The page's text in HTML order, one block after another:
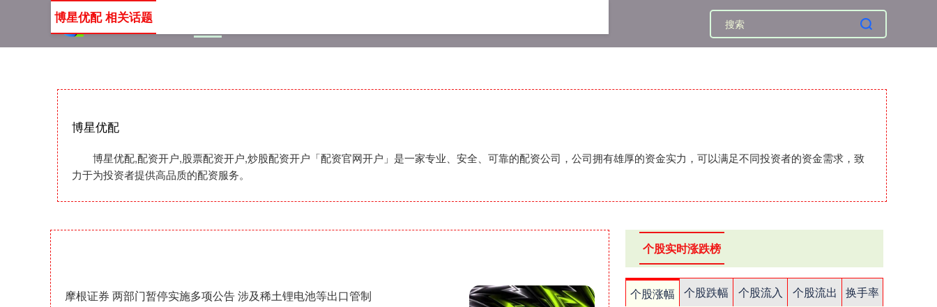
博星优配
博星优配,配资开户,股票配资开户,炒股配资开户「配资官网开户」是一家专业、安全、可靠的配资公司，公司拥有雄厚的资金实力，可以满足不同投资者的资金需求，致
力于为投资者提供高品质的配资服务。
博星优配 相关话题
摩根证券 两部门暂停实施多项公告 涉及稀土锂电池等出口管制
个股实时涨跌榜
个股涨幅 个股跌幅 个股流入 个股流出
换手率